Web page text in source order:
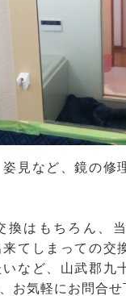
見など、鏡の修
換はもちろん、
てしまっての交
など、山武郡九
お気軽にお問合せ